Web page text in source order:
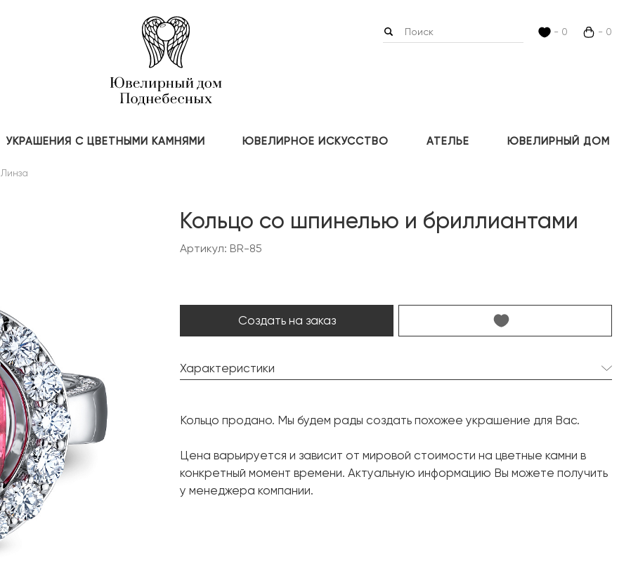
- 0 - 0
УКРАШЕНИЯ С ЦВЕТНЫМИ КАМНЯМИ ЮВЕЛИРНОЕ ИСКУССТВО АТЕЛЬЕ ЮВЕЛИРНЫЙ ДОМ
Линза
Кольцо со шпинелью и бриллиантами
Артикул: BR-85
Создать на заказ
Характеристики
Форма огранки:
Кушон
Бриллиант:
88 шт. 2.05 карат.
Форма огранки:
Круг
Кольцо продано. Мы будем рады создать похожее украшение для Вас.
Цена варьируется и зависит от мировой стоимости на цветные камни в
конкретный момент времени. Актуальную информацию Вы можете получить
у менеджера компании.